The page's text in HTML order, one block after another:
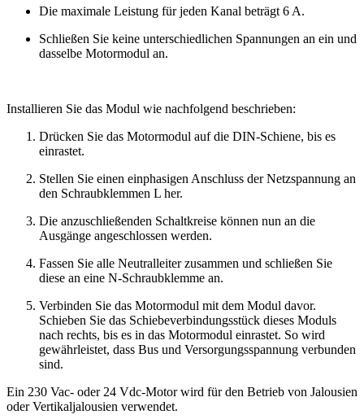
Die maximale Leistung für jeden Kanal beträgt 6 A.
Schließen Sie keine unterschiedlichen Spannungen an ein und
dasselbe Motormodul an.
Installieren Sie das Modul wie nachfolgend beschrieben:
Drücken Sie das Motormodul auf die DIN-Schiene, bis es
einrastet.
Stellen Sie einen einphasigen Anschluss der Netzspannung an
den Schraubklemmen L her.
Die anzuschließenden Schaltkreise können nun an die
Ausgänge angeschlossen werden.
Fassen Sie alle Neutralleiter zusammen und schließen Sie
diese an eine N-Schraubklemme an.
Verbinden Sie das Motormodul mit dem Modul davor.
Schieben Sie das Schiebeverbindungsstück dieses Moduls
nach rechts, bis es in das Motormodul einrastet. So wird
gewährleistet, dass Bus und Versorgungsspannung verbunden
sind.
Ein 230 Vac- oder 24 Vdc-Motor wird für den Betrieb von Jalousien
oder Vertikaljalousien verwendet.